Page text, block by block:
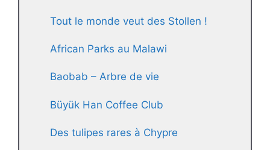
Tout le monde veut des Stollen !
African Parks au Malawi
Baobab – Arbre de vie
Büyük Han Coffee Club
Des tulipes rares à Chypre